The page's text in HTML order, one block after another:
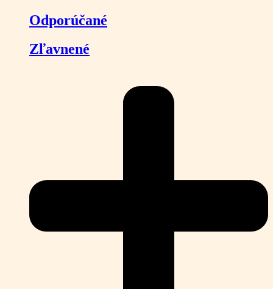
Odporúčané
Zľavnené